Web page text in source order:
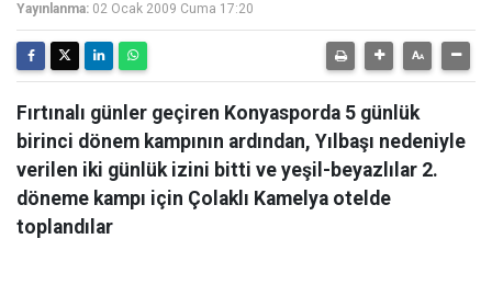
Yayınlanma: 02 Ocak 2009 Cuma 17:20
Fırtınalı günler geçiren Konyasporda 5 günlük
birinci dönem kampının ardından, Yılbaşı nedeniyle
verilen iki günlük izini bitti ve yeşil-beyazlılar 2.
döneme kampı için Çolaklı Kamelya otelde
toplandılar